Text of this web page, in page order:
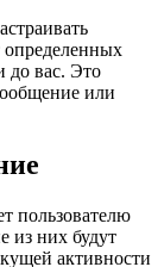
до вас. Это
или
пользователю
из них будут
активности